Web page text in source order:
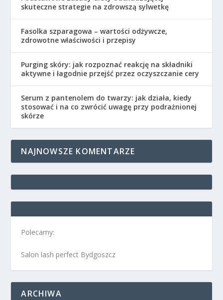
skuteczne strategie na zdrowszą sylwetkę
Fasolka szparagowa – wartości odżywcze,
zdrowotne właściwości i przepisy
Purging skóry: jak rozpoznać reakcję na składniki
aktywne i łagodnie przejść przez oczyszczanie cery
Serum z pantenolem do twarzy: jak działa, kiedy
stosować i na co zwrócić uwagę przy podrażnionej
skórze
NAJNOWSZE KOMENTARZE
Polecamy:
Salon lash perfect Bydgoszcz
ARCHIWA